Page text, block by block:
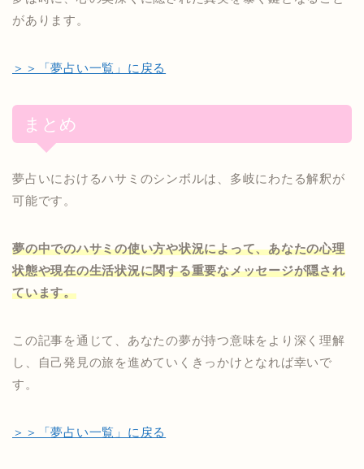
があります。
＞＞「夢占い一覧」に戻る
まとめ
夢占いにおけるハサミのシンボルは、多岐にわたる解釈が
可能です。
夢の中でのハサミの使い方や状況によって、あなたの心理
状態や現在の生活状況に関する重要なメッセージが隠され
ています。
この記事を通じて、あなたの夢が持つ意味をより深く理解
し、自己発見の旅を進めていくきっかけとなれば幸いで
す。
＞＞「夢占い一覧」に戻る